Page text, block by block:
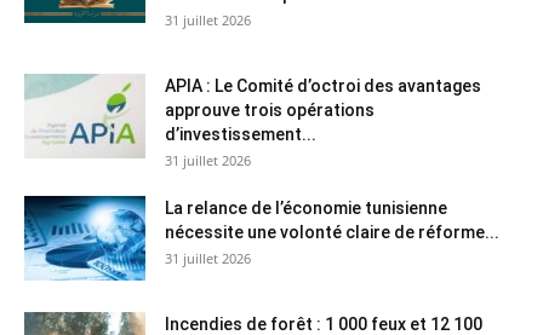
31 juillet 2026
APIA : Le Comité d’octroi des avantages
approuve trois opérations
d’investissement...
31 juillet 2026
La relance de l’économie tunisienne
nécessite une volonté claire de réforme...
31 juillet 2026
Incendies de forêt : 1 000 feux et 12 100